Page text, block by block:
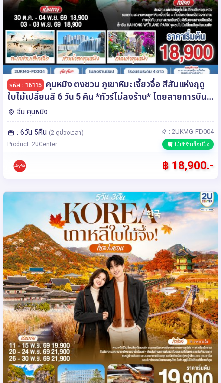
รหัส : 16115 คุนหมิง ตงชวน ภูเขาหิมะเจี้ยวจื่อ สีสันแห่งฤดู
ใบไม้เปลี่ยนสี 6 วัน 5 คืน *ทัวร์ไม่ลงร้าน* โดยสายการบิน
แอร์เอเซีย (FD)
จีน คุนหมิง
: 6วัน 5คืน (2 ดูช่วงเวลา) : 2UKMG-FD004
Product: 2UCenter ไม่เข้าร้านช็อปปิ้ง
฿ 18,900.-